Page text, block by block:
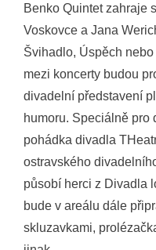
Benko Quintet zahraje
Voskovce a Jana
Švihadlo, Úspěch
mezi koncerty budou
divadelní představení
humoru. Speciálně pro
pohádka divadla
ostravského
působí herci z Divadla
bude v areálu dále
skluzavkami,